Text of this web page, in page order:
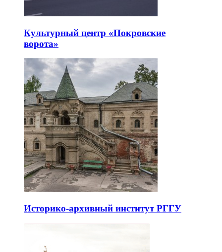
Культурный центр «Покровские
ворота»
Историко-архивный институт РГГУ